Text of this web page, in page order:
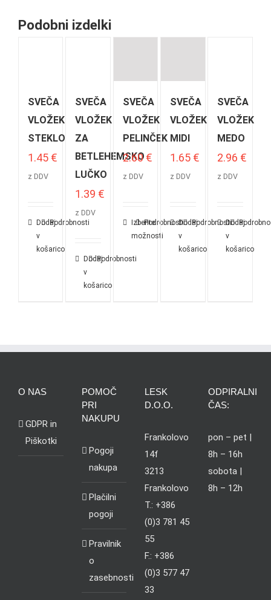
Podobni izdelki
SVEČA
VLOŽEK
STEKLO
1.45 €
z DDV
Dodaj
v
košarico
Podrobnosti
SVEČA
VLOŽEK
ZA
BETLEHEMSKO
LUČKO
1.39 €
z DDV
Dodaj
v
košarico
Podrobnosti
SVEČA
VLOŽEK
PELINČEK
2.60€
z DDV
Izberite
možnosti
Podrobnosti
SVEČA
VLOŽEK
MIDI
1.65 €
z DDV
Dodaj
v
košarico
Podrobnosti
SVEČA
VLOŽEK
MEDO
2.96 €
z DDV
Dodaj
v
košarico
O NAS
GDPR in
Piškotki
POMOČ
PRI
NAKUPU
Pogoji
nakupa
Plačilni
pogoji
Pravilnik
o
zasebnosti
LESK
D.O.O.
Frankolovo
14f
3213
Frankolovo
T.: +386
(0)3 781 45
55
F.: +386
(0)3 577 47
33
ODPIRALNI
ČAS:
pon – pet |
8h – 16h
sobota |
8h – 12h